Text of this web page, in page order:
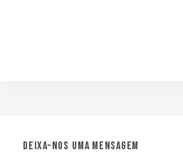
Deixa-nos uma mensagem